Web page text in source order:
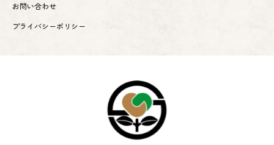
お問い合わせ
プライバシーポリシー